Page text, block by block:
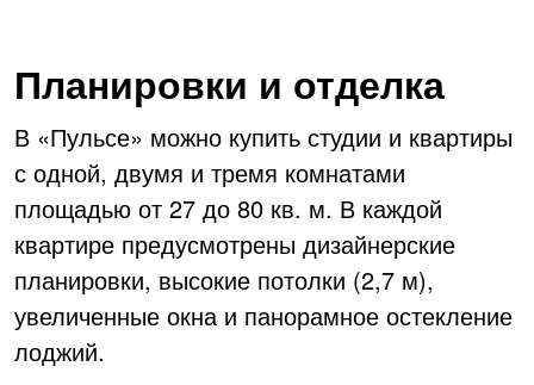
Планировки и отделка
В «Пульсе» можно купить студии и квартиры
с одной, двумя и тремя комнатами
площадью от 27 до 80 кв. м. В каждой
квартире предусмотрены дизайнерские
планировки, высокие потолки (2,7 м),
увеличенные окна и панорамное остекление
лоджий.